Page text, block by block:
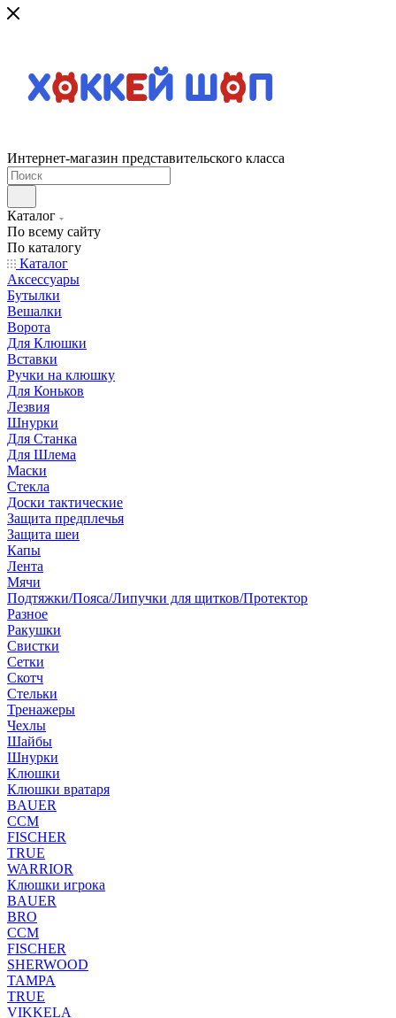
Интернет-магазин представительского класса
Каталог
По всему сайту
По каталогу
Каталог
Аксессуары
Бутылки
Вешалки
Ворота
Для Клюшки
Вставки
Ручки на клюшку
Для Коньков
Лезвия
Шнурки
Для Станка
Для Шлема
Маски
Стекла
Доски тактические
Защита предплечья
Защита шеи
Капы
Лента
Мячи
Подтяжки/Пояса/Липучки для щитков/Протектор
Разное
Ракушки
Свистки
Сетки
Скотч
Стельки
Тренажеры
Чехлы
Шайбы
Шнурки
Клюшки
Клюшки вратаря
BAUER
CCM
FISCHER
TRUE
WARRIOR
Клюшки игрока
BAUER
BRO
CCM
FISCHER
SHERWOOD
TAMPA
TRUE
VIKKELA